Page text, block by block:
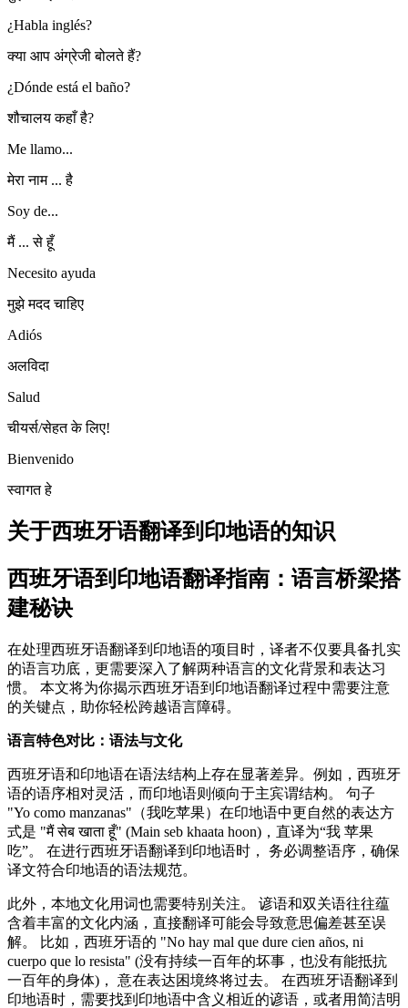
¿Habla inglés?
क्या आप अंग्रेजी बोलते हैं?
¿Dónde está el baño?
शौचालय कहाँ है?
Me llamo...
मेरा नाम ... है
Soy de...
मैं ... से हूँ
Necesito ayuda
मुझे मदद चाहिए
Adiós
अलविदा
Salud
चीयर्स/सेहत के लिए!
Bienvenido
स्वागत हे
关于西班牙语翻译到印地语的知识
西班牙语到印地语翻译指南：语言桥梁搭
建秘诀
在处理西班牙语翻译到印地语的项目时，译者不仅要具备扎实
的语言功底，更需要深入了解两种语言的文化背景和表达习
惯。 本文将为你揭示西班牙语到印地语翻译过程中需要注意
的关键点，助你轻松跨越语言障碍。
语言特色对比：语法与文化
西班牙语和印地语在语法结构上存在显著差异。例如，西班牙
语的语序相对灵活，而印地语则倾向于主宾谓结构。 句子
"Yo como manzanas"（我吃苹果）在印地语中更自然的表达方
式是 "मैं सेब खाता हूँ" (Main seb khaata hoon)，直译为“我 苹果
吃”。 在进行西班牙语翻译到印地语时， 务必调整语序，确保
译文符合印地语的语法规范。
此外，本地文化用词也需要特别关注。 谚语和双关语往往蕴
含着丰富的文化内涵，直接翻译可能会导致意思偏差甚至误
解。 比如，西班牙语的 "No hay mal que dure cien años, ni
cuerpo que lo resista" (没有持续一百年的坏事，也没有能抵抗
一百年的身体)， 意在表达困境终将过去。 在西班牙语翻译到
印地语时，需要找到印地语中含义相近的谚语，或者用简洁明